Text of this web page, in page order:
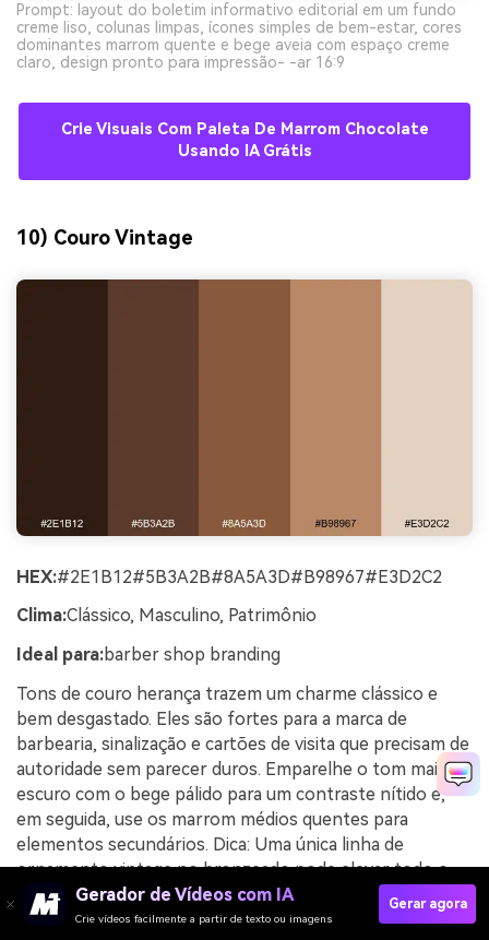
Prompt: layout do boletim informativo editorial em um fundo
creme liso, colunas limpas, ícones simples de bem-estar, cores
dominantes marrom quente e bege aveia com espaço creme
claro, design pronto para impressão- -ar 16:9
Crie Visuais Com Paleta De Marrom Chocolate
Usando IA Grátis
10) Couro Vintage
HEX:#2E1B12#5B3A2B#8A5A3D#B98967#E3D2C2
Clima:Clássico, Masculino, Patrimônio
Ideal para:barber shop branding
Tons de couro herança trazem um charme clássico e
bem desgastado. Eles são fortes para a marca de
barbearia, sinalização e cartões de visita que precisam de
autoridade sem parecer duros. Emparelhe o tom mais
escuro com o bege pálido para um contraste nítido e,
em seguida, use os marrom médios quentes para
elementos secundários. Dica: Uma única linha de
ornamento vintage no bronzeado pode elevar todo o
sistema.Gerador de Vídeos com IA
Crie vídeos facilmente a partir de texto ou imagens
Gerar agora